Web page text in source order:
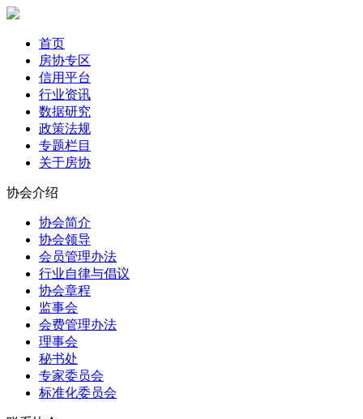
首页
房协专区
信用平台
行业资讯
数据研究
政策法规
专题栏目
关于房协
协会介绍
协会简介
协会领导
会员管理办法
行业自律与倡议
协会章程
监事会
会费管理办法
理事会
秘书处
专家委员会
标准化委员会